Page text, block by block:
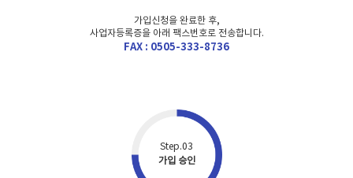
가입신청을 완료한 후,
사업자등록증을 아래 팩스번호로 전송합니다.
FAX : 0505-333-8736
Step.03
가입 승인